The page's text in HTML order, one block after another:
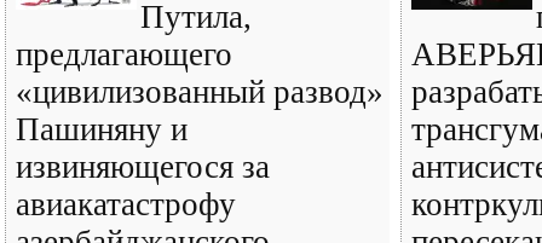
Путила,
предлагающего
«цивилизованный развод»
Пашиняну и
извиняющегося за
авиакатастрофу